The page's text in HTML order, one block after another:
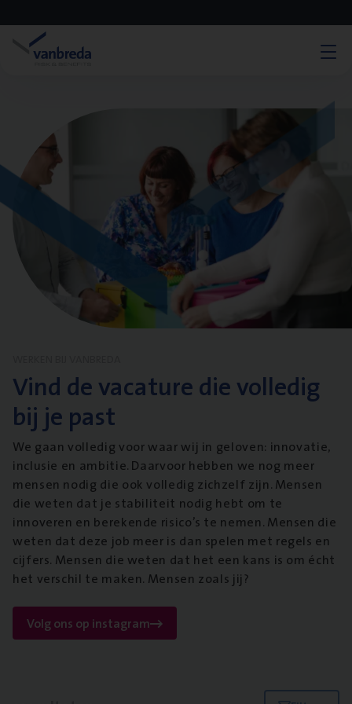
Vind de vacature die volledig
bij je past
We gaan volledig voor waar wij in geloven: innovatie,
inclusie en ambitie. Daarvoor hebben we nog meer
mensen nodig die ook volledig zichzelf zijn. Mensen
die weten dat je stabiliteit nodig hebt om te
innoveren en berekende risico’s te nemen. Mensen die
weten dat deze job meer is dan spelen met regels en
cijfers. Mensen die weten dat het een kans is om écht
het verschil te maken. Mensen zoals jij?
Volg ons op instagram